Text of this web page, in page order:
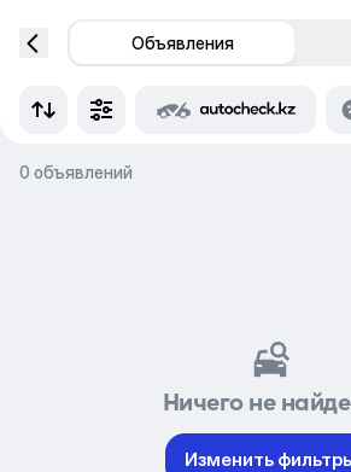
Объявления
0 объявлений
Ничего не
Изменить